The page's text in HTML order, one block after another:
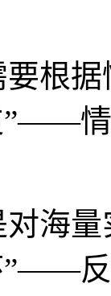
据
”——
量
”——